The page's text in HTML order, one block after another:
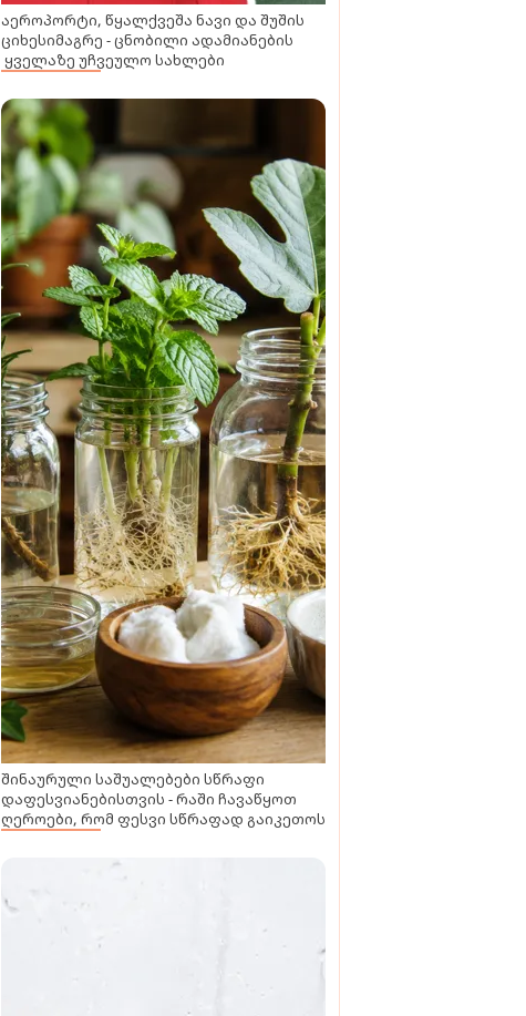
აეროპორტი, წყალქვეშა ნავი და შუშის
ციხესიმაგრე - ცნობილი ადამიანების
ყველაზე უჩვეულო სახლები
შინაურული საშუალებები სწრაფი
დაფესვიანებისთვის - რაში ჩავაწყოთ
ღეროები, რომ ფესვი სწრაფად გაიკეთოს